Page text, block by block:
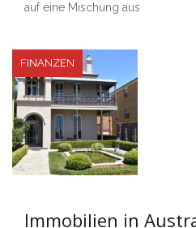
auf eine Mischung aus
FINANZEN
Immobilien in